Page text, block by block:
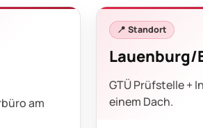
am
📍 Standort
Lauenburg/
GTÜ Prüfstelle +
einem Dach.